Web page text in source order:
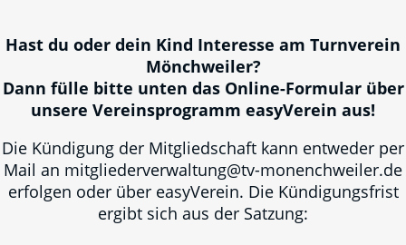
Hast du oder dein Kind Interesse am Turnverein
Mönchweiler?
Dann fülle bitte unten das Online-Formular über
unsere Vereinsprogramm easyVerein aus!
Die Kündigung der Mitgliedschaft kann entweder per
Mail an mitgliederverwaltung@tv-monenchweiler.de
erfolgen oder über easyVerein. Die Kündigungsfrist
ergibt sich aus der Satzung: